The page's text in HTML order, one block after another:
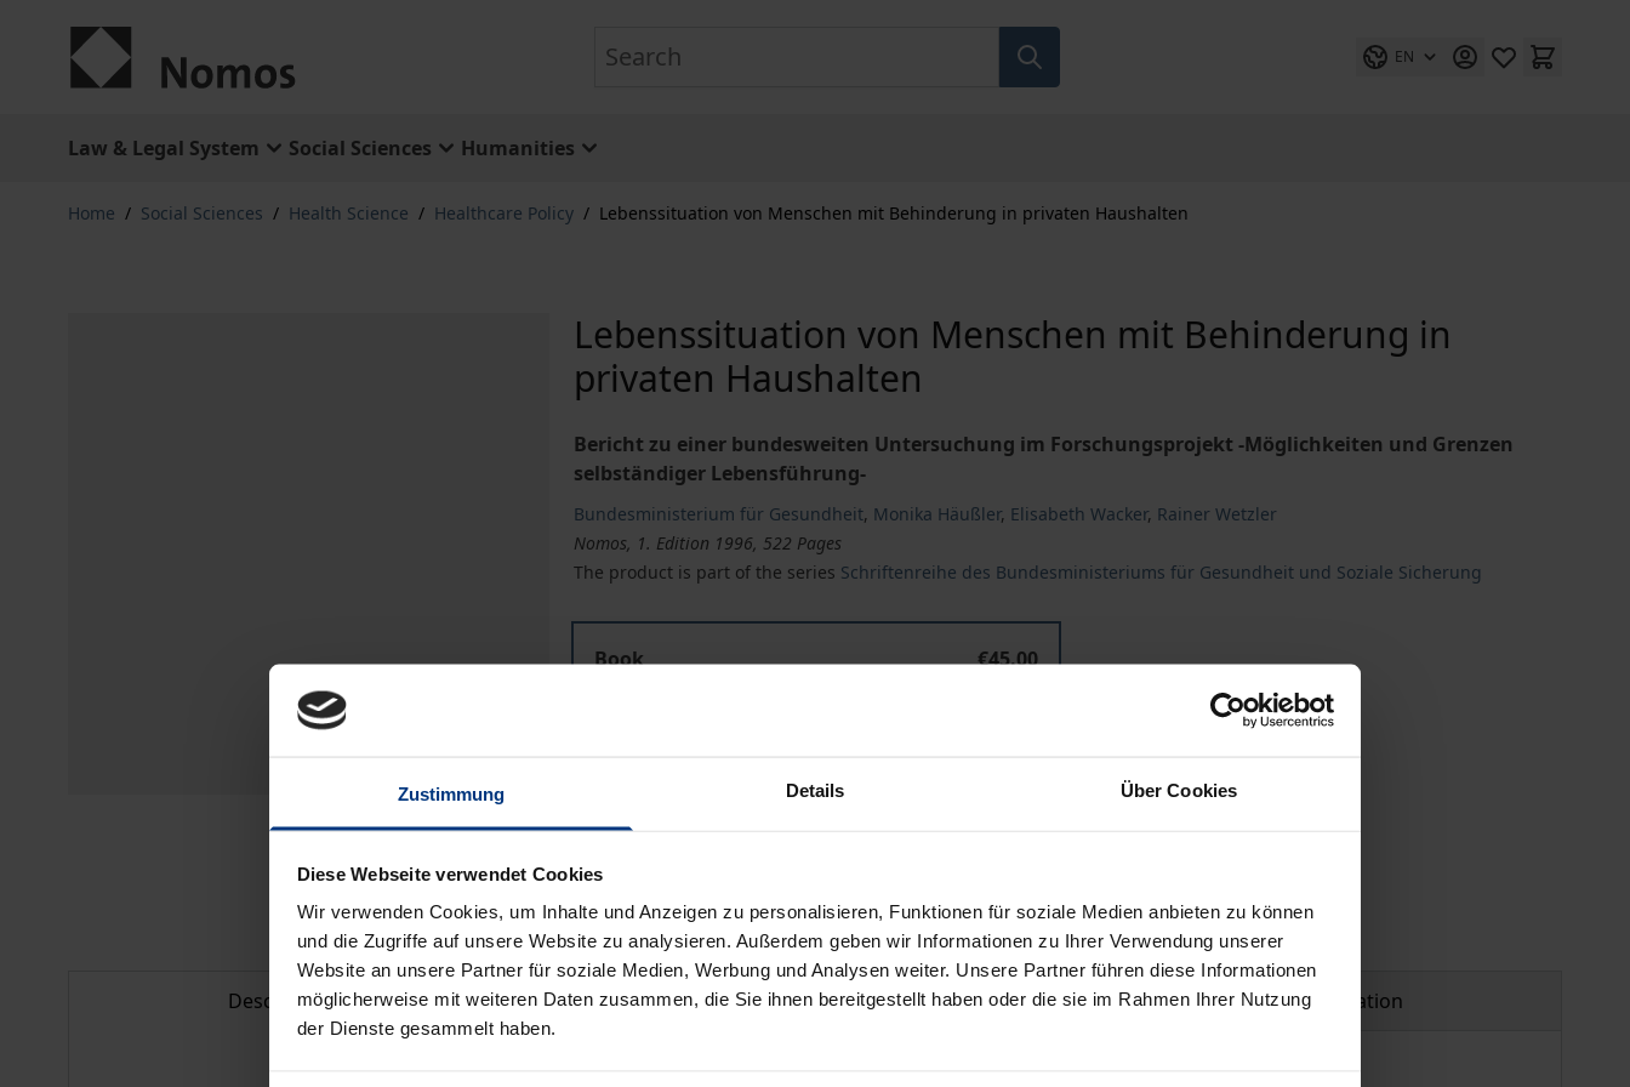
Zustimmung Details Über Cookies
Diese Webseite verwendet Cookies
Wir verwenden Cookies, um Inhalte und Anzeigen zu personalisieren, Funktionen für soziale Medien anbieten zu können
und die Zugriffe auf unsere Website zu analysieren. Außerdem geben wir Informationen zu Ihrer Verwendung unserer
Website an unsere Partner für soziale Medien, Werbung und Analysen weiter. Unsere Partner führen diese Informationen
möglicherweise mit weiteren Daten zusammen, die Sie ihnen bereitgestellt haben oder die sie im Rahmen Ihrer Nutzung
der Dienste gesammelt haben.
EN
Law & Legal System Social Sciences Humanities
Home / Social Sciences / Health Science / Healthcare Policy / Lebenssituation von Menschen mit Behinderung in privaten Haushalten
Lebenssituation von Menschen mit Behinderung in
privaten Haushalten
Bericht zu einer bundesweiten Untersuchung im Forschungsprojekt -Möglichkeiten und Grenzen
selbständiger Lebensführung-
Bundesministerium für Gesundheit, Monika Häußler, Elisabeth Wacker, Rainer Wetzler
Nomos, 1. Edition 1996, 522 Pages
The product is part of the series Schriftenreihe des Bundesministeriums für Gesundheit und Soziale Sicherung
Book
€45.00
Add to Cart
Delivery cost notice
Description Bibliographical data Product safety information